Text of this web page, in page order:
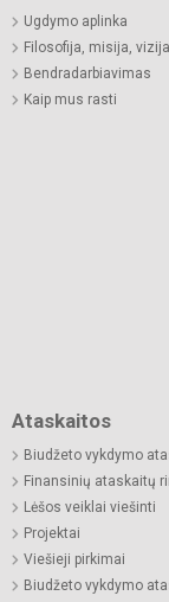
Ugdymo aplinka
Filosofija, misija, vizija
Bendradarbiavimas
Kaip mus rasti
Ataskaitos
Biudžeto vykdymo
Finansinių ataskaitų
Lėšos veiklai viešinti
Projektai
Viešieji pirkimai
Biudžeto vykdymo